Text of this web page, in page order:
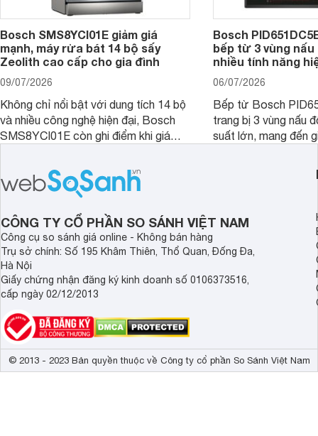
Bosch SMS8YCI01E giảm giá
mạnh, máy rửa bát 14 bộ sấy
Zeolith cao cấp cho gia đình
09/07/2026
Không chỉ nổi bật với dung tích 14 bộ
và nhiều công nghệ hiện đại, Bosch
SMS8YCI01E còn ghi điểm khi giá
thời điểm mới mở bán, mang lại tỷ lệ
giá trị/chi phí hấp dẫn hơn cho người
dùng đang tìm kiếm một mẫu máy rửa
bát cao cấp.
Bosch
bếp từ 3 vùng
nhiều tính năng
06/07/2026
Bếp từ Bosch
trang bị 3 vùng nấu
suất lớn, mang đến
CÔNG TY CỔ PHẦN SO SÁNH VIỆT NAM
Công cụ so sánh giá online - Không bán hàng
Trụ sở chính: Số 195 Khâm Thiên, Thổ Quan, Đống Đa,
Hà Nội
Giấy chứng nhận đăng ký kinh doanh số 0106373516,
cấp ngày 02/12/2013
© 2013 - 2023 Bản quyền thuộc về Công ty cổ phần So Sánh Việt Nam